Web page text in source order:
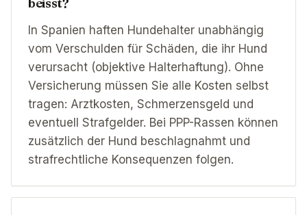
beisst?
In Spanien haften Hundehalter unabhängig
vom Verschulden für Schäden, die ihr Hund
verursacht (objektive Halterhaftung). Ohne
Versicherung müssen Sie alle Kosten selbst
tragen: Arztkosten, Schmerzensgeld und
eventuell Strafgelder. Bei PPP-Rassen können
zusätzlich der Hund beschlagnahmt und
strafrechtliche Konsequenzen folgen.